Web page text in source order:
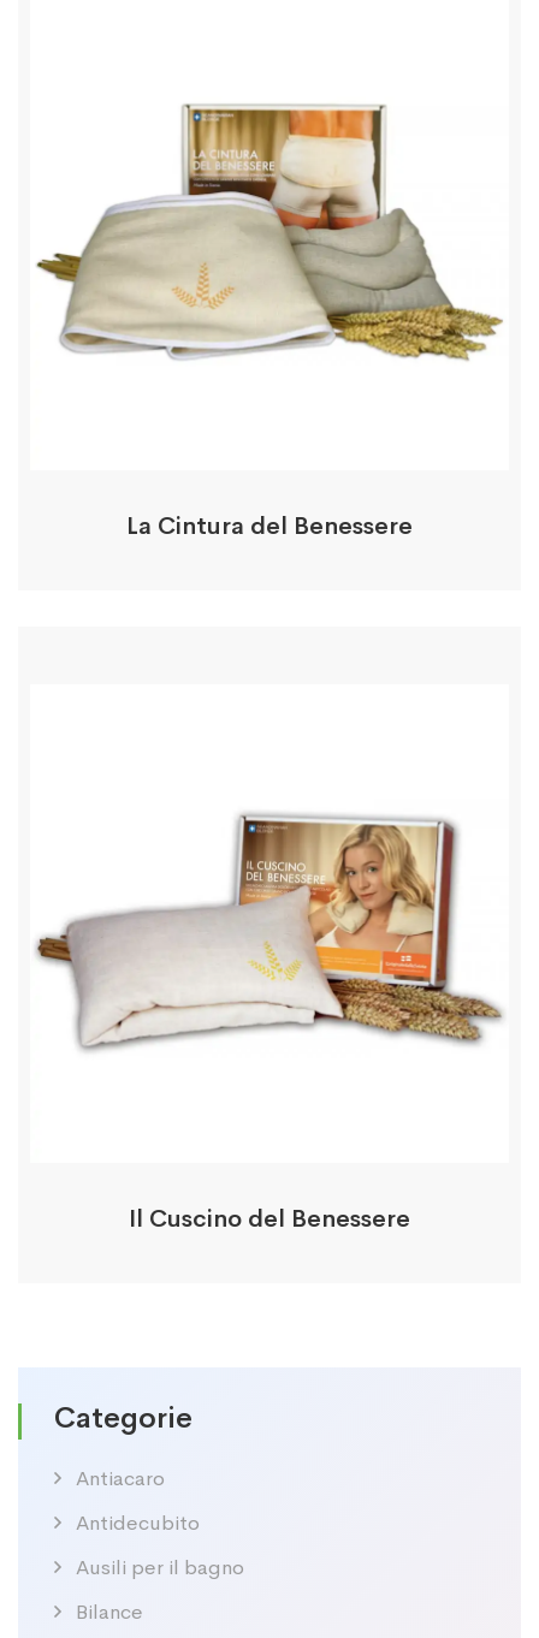
Categorie
Antiacaro
Antidecubito
Ausili per il bagno
Bilance
La Cintura del Benessere
Il Cuscino del Benessere